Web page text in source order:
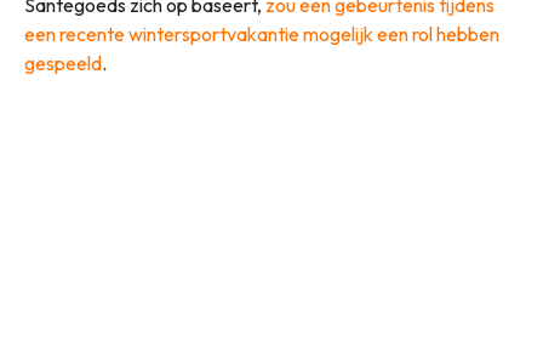
een recente wintersportvakantie mogelijk een rol hebben
gespeeld.